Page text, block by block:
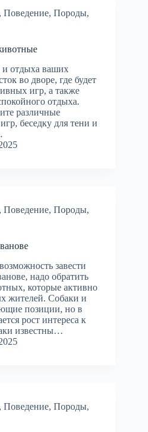
, Поведение, Породы,
и отдыха ваших
во дворе, где будет
игр, а также
отдыха.
различные
беседку для тени и
, Поведение, Породы,
завести
надо обратить
которые активно
жителей. Собаки и
позиции, но в
рост интереса к
известны…
, Поведение, Породы,